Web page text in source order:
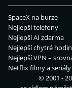
SpaceX na burze
Nejlepší telefony
Nejlepší AI zdarma
Nejlepší chytré
Nejlepší VPN –
Netflix filmy a seriály
© 2001 -